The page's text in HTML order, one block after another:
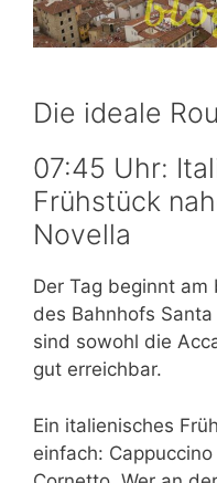
Die ideale
07:45 Uhr:
Frühstück
Novella
Der Tag beginnt
des Bahnhofs
sind sowohl die
gut erreichbar.
Ein italienisches
einfach: